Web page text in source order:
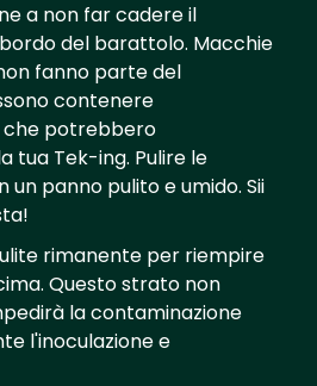
a non far cadere il
del barattolo. Macchie
fanno parte del
contenere
potrebbero
tua Tek-ing. Pulire le
un panno pulito e umido. Sii
rimanente per riempire
Questo strato non
la contaminazione
l'inoculazione e